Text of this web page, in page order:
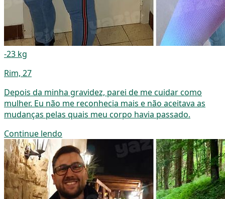
-23 kg
Rim, 27
Depois da minha gravidez, parei de me cuidar como
mulher. Eu não me reconhecia mais e não aceitava as
mudanças pelas quais meu corpo havia passado.
Continue lendo